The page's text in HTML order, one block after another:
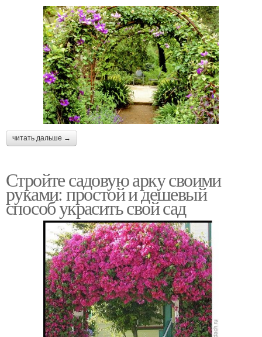
читать дальше →
Стройте садовую арку своими
руками: простой и дешевый
способ украсить свой сад